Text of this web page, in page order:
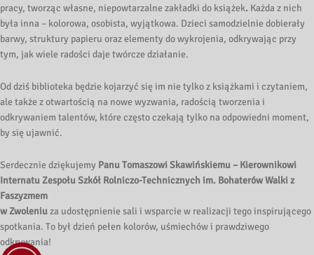
pracy, tworząc własne, niepowtarzalne zakładki do książek. Każda z nich
była inna – kolorowa, osobista, wyjątkowa. Dzieci samodzielnie dobierały
barwy, struktury papieru oraz elementy do wykrojenia, odkrywając przy
tym, jak wiele radości daje twórcze działanie.
Od dziś biblioteka będzie kojarzyć się im nie tylko z książkami i czytaniem,
ale także z otwartością na nowe wyzwania, radością tworzenia i
odkrywaniem talentów, które często czekają tylko na odpowiedni moment,
by się ujawnić.
Serdecznie dziękujemy Panu Tomaszowi Skawińskiemu – Kierownikowi
Internatu Zespołu Szkół Rolniczo-Technicznych im. Bohaterów Walki z
Faszyzmem
w Zwoleniuza udostępnienie sali i wsparcie w realizacji tego inspirującego
spotkania. To był dzień pełen kolorów, uśmiechów i prawdziwego
odkrywania!